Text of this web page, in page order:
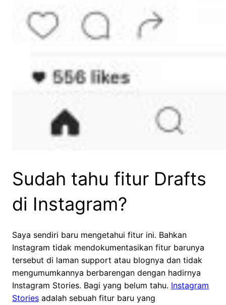
Sudah tahu fitur Drafts
di Instagram?
Saya sendiri baru mengetahui fitur ini. Bahkan
Instagram tidak mendokumentasikan fitur barunya
tersebut di laman support atau blognya dan tidak
mengumumkannya berbarengan dengan hadirnya
Instagram Stories. Bagi yang belum tahu. Instagram
Stories adalah sebuah fitur baru yang